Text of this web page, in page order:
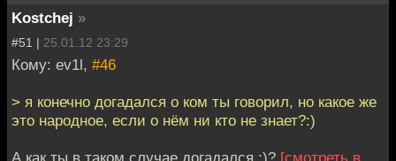
Kostchej »
#51 | 25.01.12 23:29
Кому: ev1l, #46
> я конечно догадался о ком ты говорил, но какое же
это народное, если о нём ни кто не знает?:)
А как ты в таком случае догадался :)? [смотреть в